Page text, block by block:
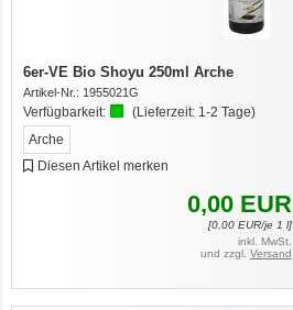
6er-VE Bio Shoyu 250ml Arche
Artikel-Nr.: 1955021G
Verfügbarkeit: (Lieferzeit: 1-2 Tage)
Arche
Diesen Artikel merken
0,00 EUR
[0,00EUR/je 1 l]
inkl. MwSt.
und zzgl. Versand